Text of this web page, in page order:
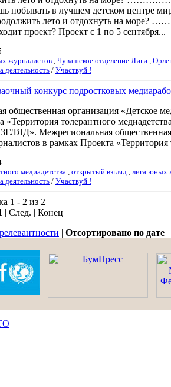
побывать в лучшем детском центре
лето и отдохнуть на
проект? Проект с 1 по 5 сентября...
журналистов , Чувашское отделение Лиги ,
деятельность / Участвуй !
конкурс подростковых
общественная организация «Детское
«Территория толерантного
Межрегиональная общественная
в рамках Проекта «Территория
медиадетства , открытый взгляд , лига юных
деятельность / Участвуй !
1 - 2 из 2
| След. | Конец
| Отсортировано по дате